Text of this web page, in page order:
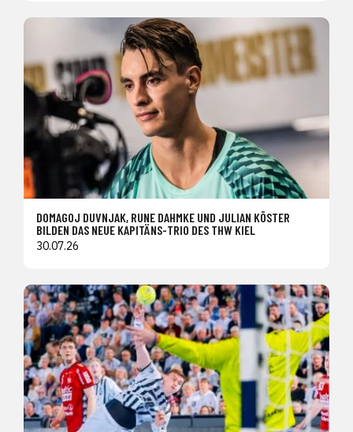
DOMAGOJ DUVNJAK, RUNE DAHMKE UND JULIAN KÖSTER
BILDEN DAS NEUE KAPITÄNS-TRIO DES THW KIEL
30.07.26